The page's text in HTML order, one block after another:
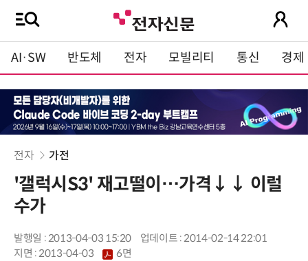
AI·SW 반도체 전자 모빌리티 통신 경제
전자 가전
'갤럭시S3' 재고떨이…가격↓↓ 이럴
수가
발행일 : 2013-04-03 15:20
업데이트 : 2014-02-14 22:01
지면 :2013-04-03 6면